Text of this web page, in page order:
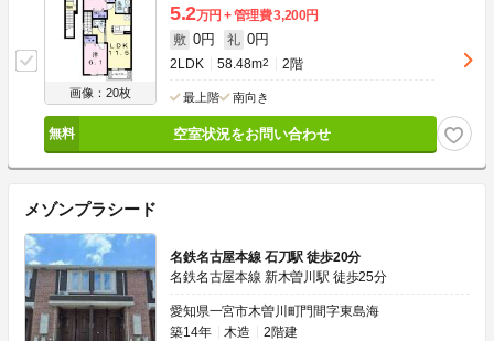
画像：20枚
5.2万円 管理費3,200円
敷 0円 礼 0円
2LDK 58.48m2 2階
最上階 南向き
空室状況をお問い合わせ
メゾンプラシード
名鉄名古屋本線 石刀駅 徒歩20分
名鉄名古屋本線 新木曽川駅 徒歩25分
愛知県一宮市木曽川町門間字東島海
築14年
木造 2階建